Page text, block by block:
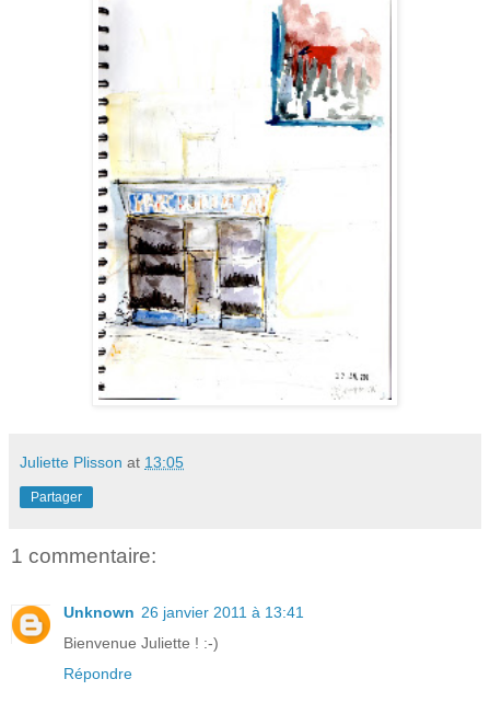
Juliette Plisson at 13:05
Partager
1 commentaire:
Unknown 26 janvier 2011 à 13:41
Bienvenue Juliette ! :-)
Répondre